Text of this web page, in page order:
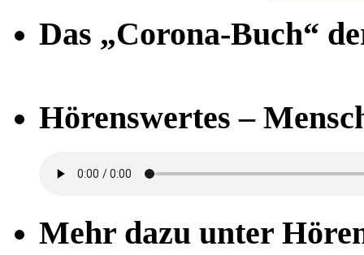
Das „Corona-Buch“
Hörenswertes –
Mehr dazu unter